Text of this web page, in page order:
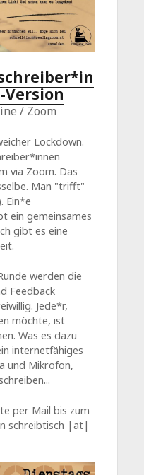
Version
/ Zoom
Lockdown.
via Zoom. Das
Man "trifft"
Ein*e
ein gemeinsames
gibt es eine
werden die
Feedback
Jede*r,
möchte, ist
Was es dazu
internetfähiges
und Mikrofon,
per Mail bis zum
schreibtisch |at|